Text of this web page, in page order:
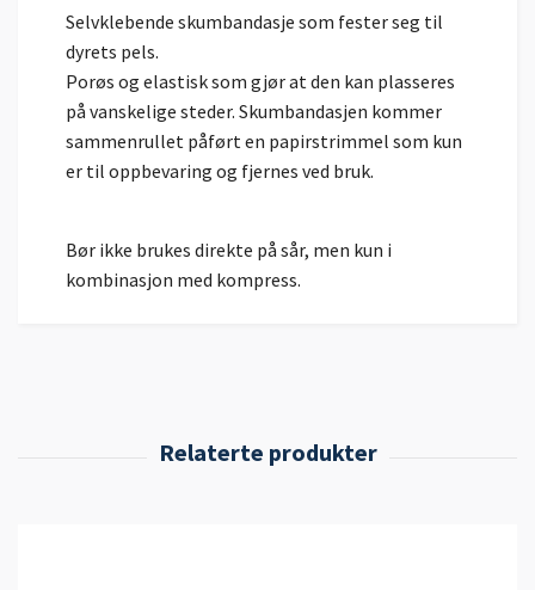
Selvklebende skumbandasje som fester seg til
dyrets pels.
Porøs og elastisk som gjør at den kan plasseres
på vanskelige steder. Skumbandasjen kommer
sammenrullet påført en papirstrimmel som kun
er til oppbevaring og fjernes ved bruk.
Bør ikke brukes direkte på sår, men kun i
kombinasjon med kompress.